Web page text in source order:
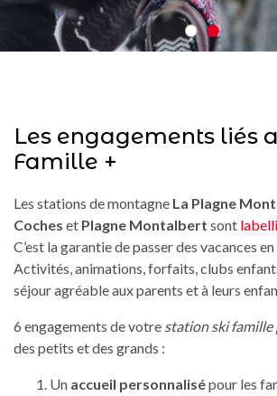
Les engagements liés
Famille +
Les stations de montagne La Plagne
Coches et Plagne Montalbert sont
C’est la garantie de passer des vacances
Activités, animations, forfaits, clubs
séjour agréable aux parents et à leurs
6 engagements de votre station ski famille
des petits et des grands :
Un accueil personnalisépour les